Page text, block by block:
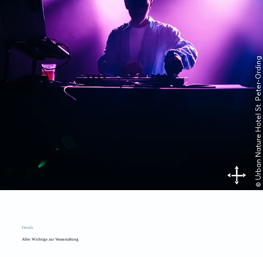
© Urban Nature Hotel St. Peter-Ording
Details
Alles Wichtige zur Veranstaltung